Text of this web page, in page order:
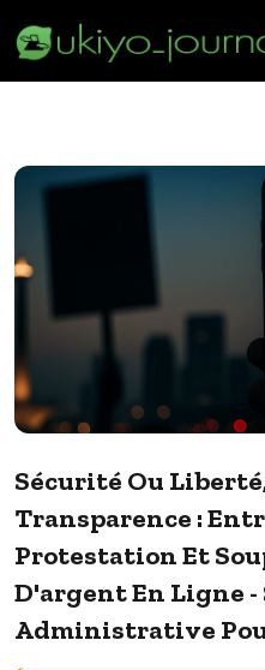
Sécurité Ou
Transparence :
Protestation Et
D'argent En Ligne
Administrative